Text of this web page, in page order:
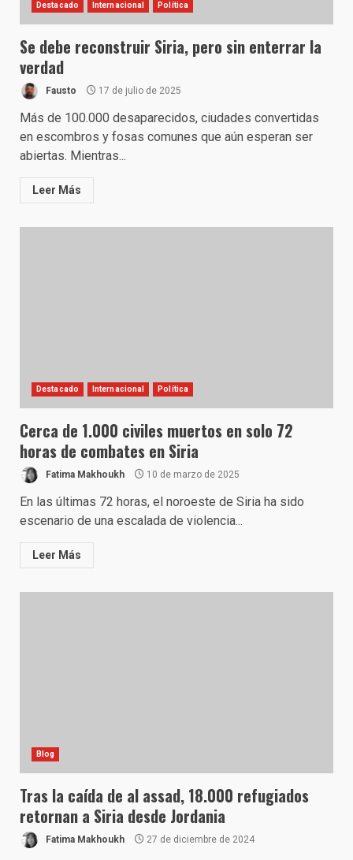
Destacado Internacional Política
Se debe reconstruir Siria, pero sin enterrar la
verdad
Fausto 17 de julio de 2025
Más de 100.000 desaparecidos, ciudades convertidas
en escombros y fosas comunes que aún esperan ser
abiertas. Mientras...
Leer Más
Destacado Internacional Política
Cerca de 1.000 civiles muertos en solo 72
horas de combates en Siria
Fatima Makhoukh 10 de marzo de 2025
En las últimas 72 horas, el noroeste de Siria ha sido
escenario de una escalada de violencia...
Leer Más
Blog
Tras la caída de al assad, 18.000 refugiados
retornan a Siria desde Jordania
Fatima Makhoukh 27 de diciembre de 2024